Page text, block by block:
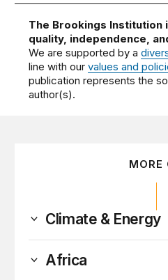
The Brookings Institution
quality, independence,
We are supported by a
line with ourvalues and
publication represents the
author(s).
MORE
Climate & Energy
Africa